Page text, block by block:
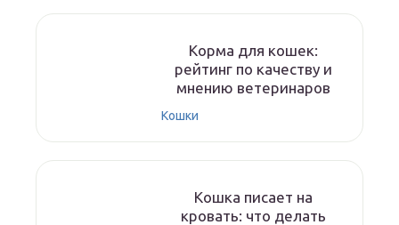
Корма для кошек:
рейтинг по качеству и
мнению ветеринаров
Кошки
Кошка писает на
кровать: что делать